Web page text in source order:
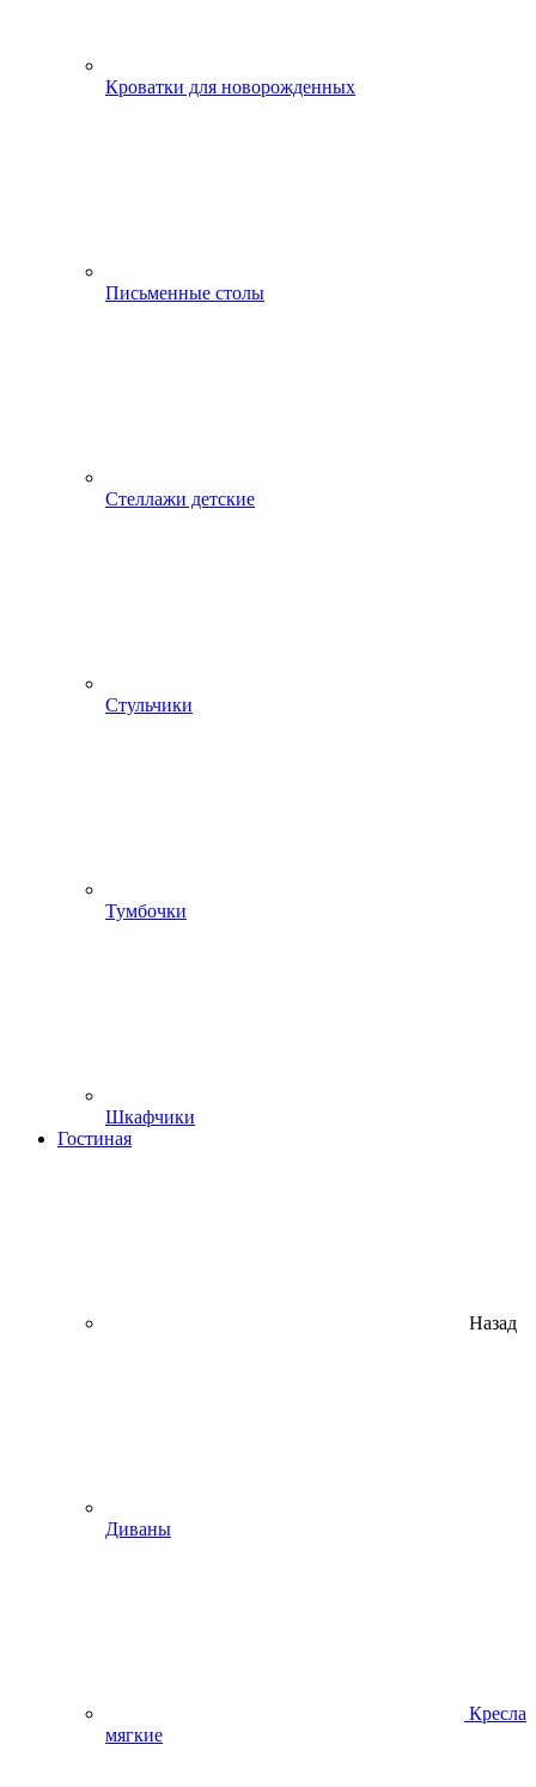
Кроватки для новорожденных
Письменные столы
Стеллажи детские
Стульчики
Тумбочки
Шкафчики
Гостиная
Назад
Диваны
Кресла
мягкие